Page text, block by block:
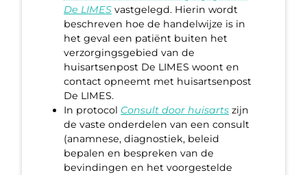
De LIMES vastgelegd. Hierin wordt
beschreven hoe de handelwijze is in
het geval een patiënt buiten het
verzorgingsgebied van de
huisartsenpost De LIMES woont en
contact opneemt met huisartsenpost
De LIMES.
In protocol Consult door huisarts zijn
de vaste onderdelen van een consult
(anamnese, diagnostiek, beleid
bepalen en bespreken van de
bevindingen en het voorgestelde